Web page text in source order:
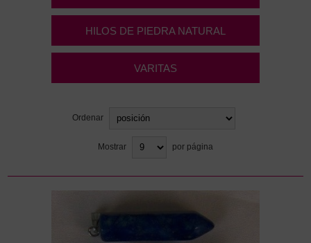
HILOS DE PIEDRA NATURAL
VARITAS
Ordenar
Mostrar por página